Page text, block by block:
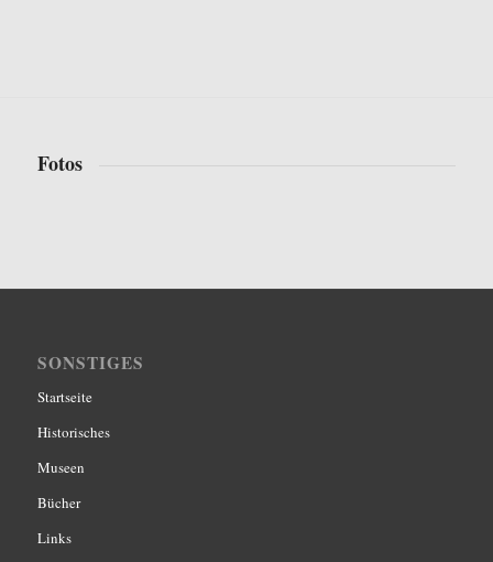
Fotos
SONSTIGES
Startseite
Historisches
Museen
Bücher
Links